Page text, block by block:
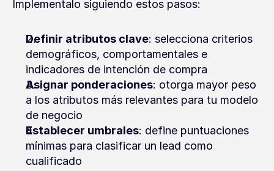
Implementalo siguiendo estos pasos:
Definir atributos clave: selecciona criterios
demográficos, comportamentales e
indicadores de intención de compra
Asignar ponderaciones: otorga mayor peso
a los atributos más relevantes para tu modelo
de negocio
Establecer umbrales: define puntuaciones
mínimas para clasificar un lead como
cualificado